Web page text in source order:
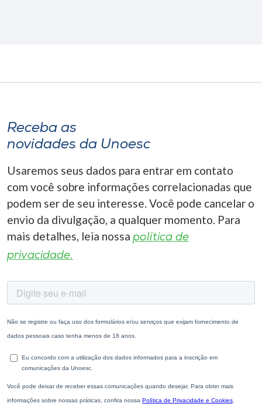
Receba as
novidades da Unoesc
Usaremos seus dados para entrar em contato
com você sobre informações correlacionadas que
podem ser de seu interesse. Você pode cancelar o
envio da divulgação, a qualquer momento. Para
mais detalhes, leia nossa política de
privacidade.